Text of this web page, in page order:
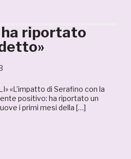
ha riportato
«L’impatto di Serafino con la
positivo: ha riportato un
i primi mesi della […]